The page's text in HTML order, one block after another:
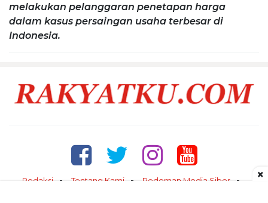
melakukan pelanggaran penetapan harga
dalam kasus persaingan usaha terbesar di
Indonesia.
Redaksi Tentang Kami
Pedoman Media Siber
×